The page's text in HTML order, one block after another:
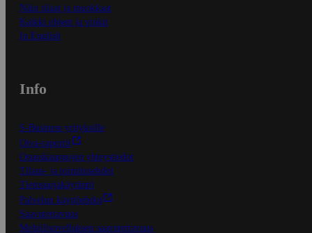
Näin tilaat ja muokkaat
Kaikki ohjeet ja vinkit
In English
Info
S-Business yrityksille
Oiva-raportit
Osuuskauppojen yhteystiedot
Tilaus- ja toimitusehdot
Tietosuojakäytäntö
Palvelun käyttöehdot
Saavutettavuus
Mobiilisovelluksen saavutettavuus